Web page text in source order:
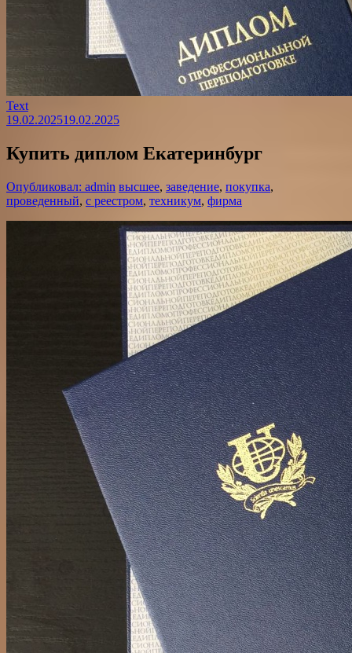
Text
19.02.202519.02.2025
Купить диплом Екатеринбург
Опубликовал: admin высшее, заведение, покупка,
проведенный, с реестром, техникум, фирма